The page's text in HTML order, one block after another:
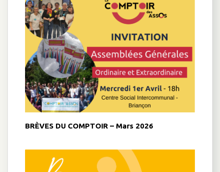
BRÈVES DU COMPTOIR – Mars 2026